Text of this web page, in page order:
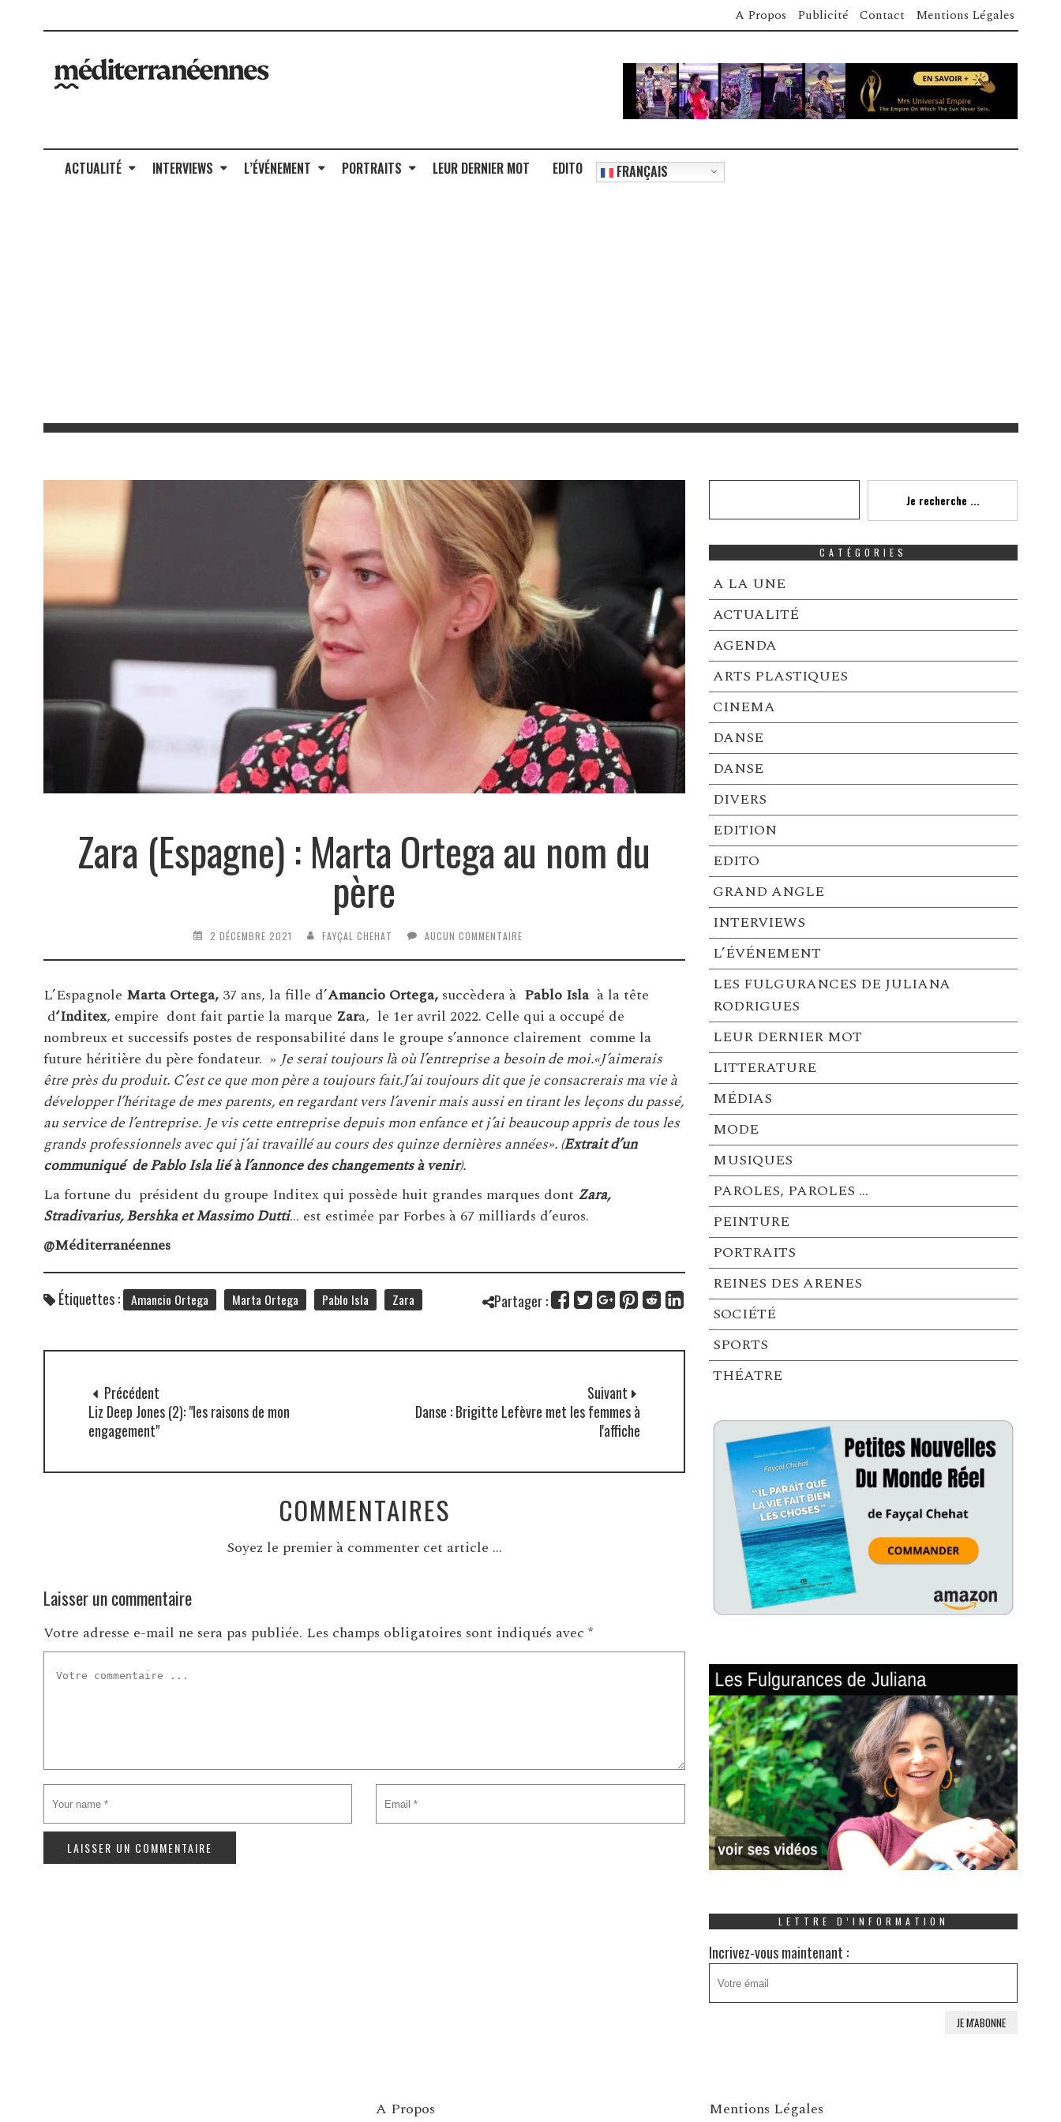
A Propos Publicité Contact Mentions Légales
ACTUALITÉ INTERVIEWS L’ÉVÉNEMENT PORTRAITS LEUR DERNIER MOT EDITO FRANÇAIS
Zara (Espagne) : Marta Ortega au nom du
père
2 DÉCEMBRE 2021 FAYÇAL CHEHAT AUCUN COMMENTAIRE
L’Espagnole Marta Ortega,37 ans, la fille d’Amancio Ortega,succèdera à Pablo Islaà la tête
d‘Inditex, empire dont fait partie la marque Zara, le 1er avril 2022. Celle qui a occupé de
nombreux et successifs postes de responsabilité dans le groupe s’annonce clairement comme la
future héritière du père fondateur. » Je serai toujours là où l’entreprise a besoin de moi.«J’aimerais
être près du produit. C’est ce que mon père a toujours fait.J’ai toujours dit que je consacrerais ma vie à
développer l’héritage de mes parents, en regardant vers l’avenir mais aussi en tirant les leçons du passé,
au service de l’entreprise. Je vis cette entreprise depuis mon enfance et j’ai beaucoup appris de tous les
grands professionnels avec qui j’ai travaillé au cours des quinze dernières années». (Extrait d’un
communiqué de Pablo Isla lié à l’annonce des changements à venir).
La fortune du président du groupe Inditex qui possède huit grandes marques dont Zara,
Stradivarius, Bershka et Massimo Dutti… est estimée par Forbes à 67 milliards d’euros.
@Méditerranéennes
Étiquettes : Amancio Ortega Marta Ortega Pablo Isla Zara Partager :
Précédent
Liz Deep Jones (2): "les raisons de mon
engagement"
Suivant
Danse : Brigitte Lefèvre met les femmes à
l'affiche
COMMENTAIRES
Soyez le premier à commenter cet article ...
Laisser un commentaire
Votre adresse e-mail ne sera pas publiée. Les champs obligatoires sont indiqués avec *
Je recherche ...
CATÉGORIES
A LA UNE
ACTUALITÉ
AGENDA
ARTS PLASTIQUES
CINEMA
DANSE
DANSE
DIVERS
EDITION
EDITO
GRAND ANGLE
INTERVIEWS
L’ÉVÉNEMENT
LES FULGURANCES DE JULIANA
RODRIGUES
LEUR DERNIER MOT
LITTERATURE
MÉDIAS
MODE
MUSIQUES
PAROLES, PAROLES …
PEINTURE
PORTRAITS
REINES DES ARENES
SOCIÉTÉ
SPORTS
THÉATRE
LETTRE D’INFORMATION
Incrivez-vous maintenant :
A Propos
Mentions Légales